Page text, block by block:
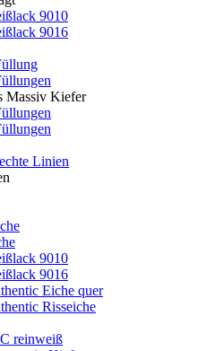
9010
9016
Massiv Kiefer
Linien
9010
9016
Eiche quer
Risseiche
reinweiß